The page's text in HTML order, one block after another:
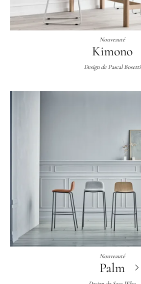
Nouveauté
Kimono
Design de Pascal Bosetti
Nouveauté
Palm